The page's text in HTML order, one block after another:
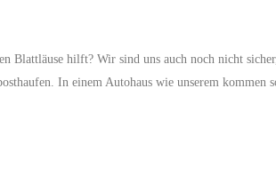
Blattläuse hilft? Wir sind uns auch noch nicht
In einem Autohaus wie unserem kommen